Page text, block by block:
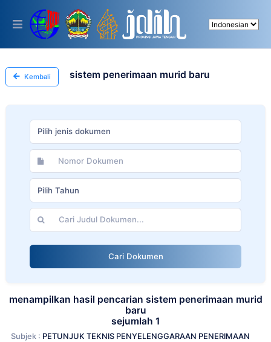
This
includes
accessibility
system.
Kembali sistem penerimaan murid baru
Pilih jenis dokumen
Pilih Tahun
Cari Dokumen
menampilkan hasil pencarian sistem penerimaan murid
baru
sejumlah 1
Subjek : PETUNJUK TEKNIS PENYELENGGARAAN PENERIMAAN